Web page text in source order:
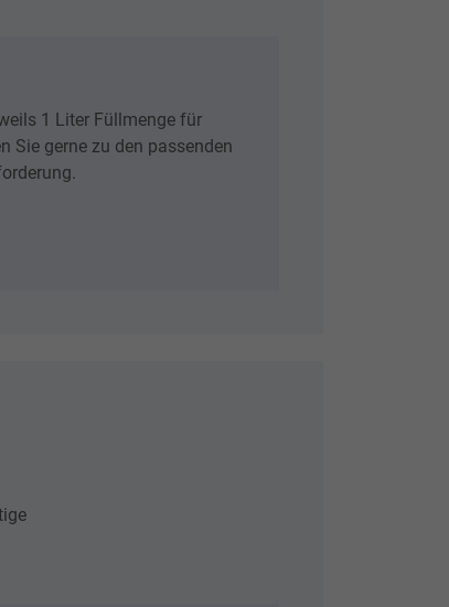
1 Liter Füllmenge für
Sie gerne zu den passenden